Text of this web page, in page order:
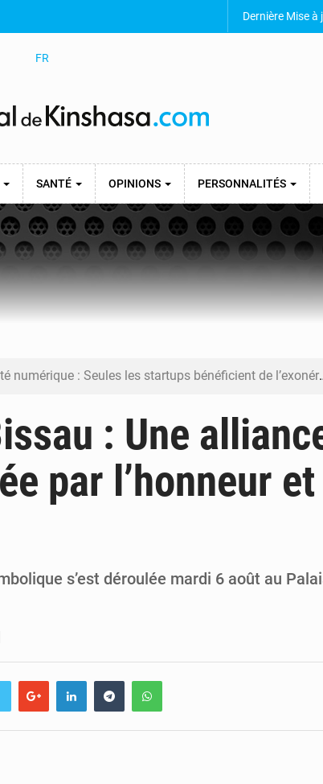
Dernière Mise
FR
SANTÉ OPINIONS PERSONNALITÉS
: Seules les startups bénéficient de l’exonération, mais l’arrêté interministériel reste en vigueur (Mise au point)
des milliers d’Africains protègent et font fructifier leur argent avec l’USDT
Malu lance les préparatifs d’une Table ronde nationale sur l’éducation inclusive des enfants handicapés
: Une
par l’honneur et
s’est déroulée mardi 6 août au